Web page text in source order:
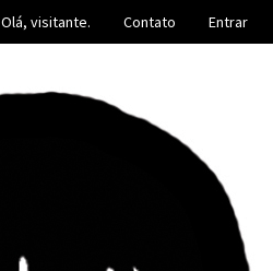
Olá, visitante. Contato Entrar